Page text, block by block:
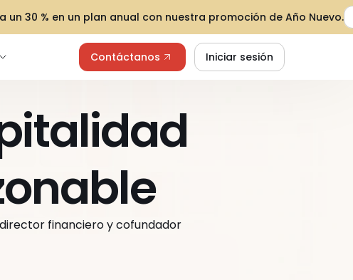
financiero y cofundador
un 30 % en un plan anual con nuestra promoción de Año Nuevo.
Contáctanos Iniciar sesión